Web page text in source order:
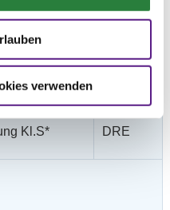
verwenden
Kl.A** SPF
Kl.S* DRE